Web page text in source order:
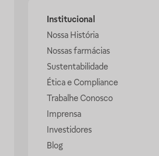
Institucional
Nossa História
Nossas farmácias
Sustentabilidade
Ética e Compliance
Trabalhe Conosco
Imprensa
Investidores
Blog